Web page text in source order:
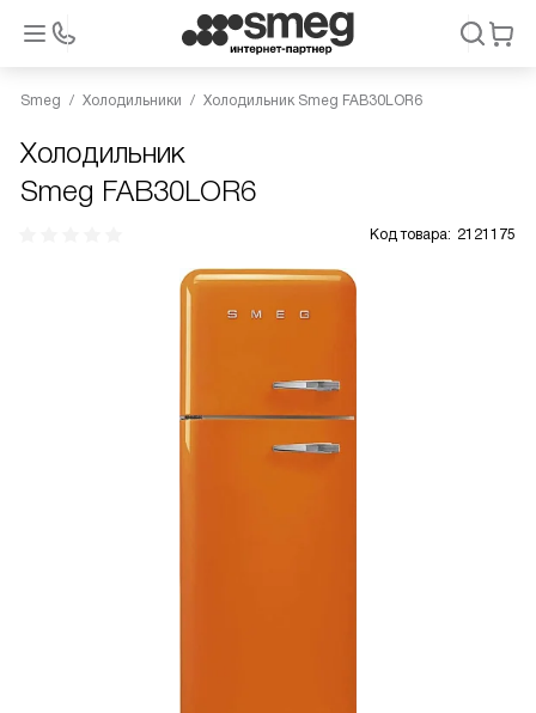
Smeg Холодильники Холодильник Smeg FAB30LOR6
Холодильник
Smeg FAB30LOR6
Код товара: 2121175